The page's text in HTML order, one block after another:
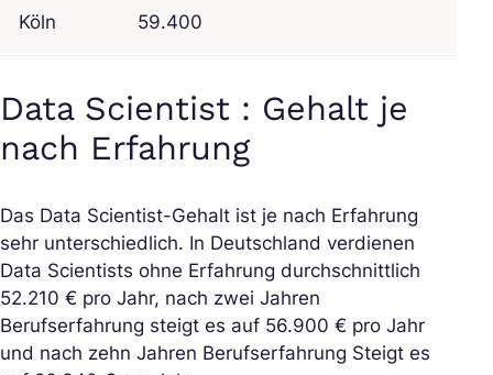
Köln 59.400
Data Scientist : Gehalt je
nach Erfahrung
Das Data Scientist-Gehalt ist je nach Erfahrung
sehr unterschiedlich. In Deutschland verdienen
Data Scientists ohne Erfahrung durchschnittlich
52.210 € pro Jahr, nach zwei Jahren
Berufserfahrung steigt es auf 56.900 € pro Jahr
und nach zehn Jahren Berufserfahrung Steigt es